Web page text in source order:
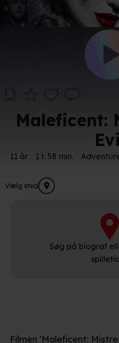
Maleficent:
11 år 1 t. 58 min.
Vælg sted
Søg på biograf
Filmen 'Maleficent: